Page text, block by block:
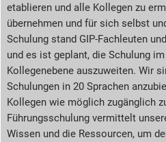
etablieren und alle Kollegen zu
übernehmen und für sich selbst
Schulung stand GIP-Fachleuten
und es ist geplant, die Schulung
Kollegenebene auszuweiten. Wir
Schulungen in 20 Sprachen
Kollegen wie möglich zugänglich
Führungsschulung vermittelt
Wissen und die Ressourcen, um